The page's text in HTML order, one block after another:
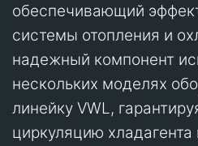
обеспечивающий
системы отопления и
надежный компонент
нескольких моделях
линейку VWL,
циркуляцию